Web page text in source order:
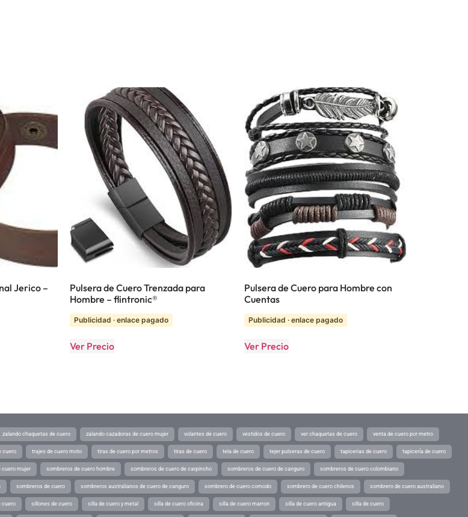
Jerico –
Pulsera de Cuero Trenzada para
Hombre – flintronic®
Publicidad · enlace pagado
Ver Precio
Pulsera de Cuero para Hombre con
Cuentas
Publicidad · enlace pagado
Ver Precio
zalando chaquetas de cuero zalando cazadoras de cuero mujer volantes de cuero vestidos de cuero ver chaquetas de cuero venta de cuero por metro
cuero trajes de cuero moto tiras de cuero por metros tiras de cuero tela de cuero tejer pulseras de cuero tapicerias de cuero tapicería de cuero
cuero mujer sombreros de cuero hombre sombreros de cuero de carpincho sombreros de cuero de canguro sombreros de cuero colombiano
sombreros de cuero sombreros australianos de cuero de canguro sombrero de cuero comodo sombrero de cuero chilenos sombrero de cuero australiano
cuero sillones de cuero silla de cuero y metal silla de cuero oficina silla de cuero marron silla de cuero antigua silla de cuero